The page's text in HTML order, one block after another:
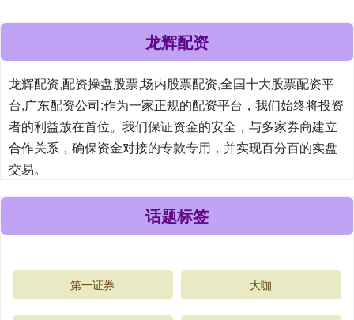
龙辉配资
龙辉配资,配资操盘股票,场内股票配资,全国十大股票配资平
台,广东配资公司:作为一家正规的配资平台，我们始终将投资
者的利益放在首位。我们保证资金的安全，与多家券商建立
合作关系，确保资金对接的专款专用，并实现百分百的实盘
交易。
话题标签
第一证券 大咖